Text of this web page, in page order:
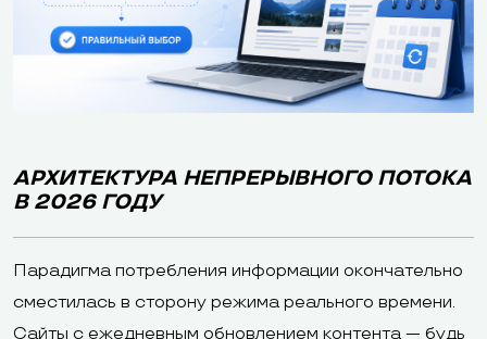
АРХИТЕКТУРА НЕПРЕРЫВНОГО ПОТОКА
В 2026 ГОДУ
Парадигма потребления информации окончательно
сместилась в сторону режима реального времени.
Сайты с ежедневным обновлением контента — будь